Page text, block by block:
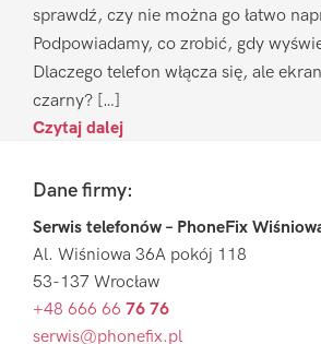
sprawdź, czy nie można go łatwo
Podpowiadamy, co zrobić, gdy
Dlaczego telefon włącza się, ale
czarny? […]
Czytaj dalej
FooterDane firmy:
Serwis telefonów – PhoneFix
Al. Wiśniowa 36A pokój 118
53-137 Wrocław
+48 666 66 76 76
serwis@phonefix.pl